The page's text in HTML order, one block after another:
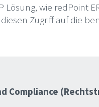
Lösung, wie redPoint
Zugriff auf die
Compliance